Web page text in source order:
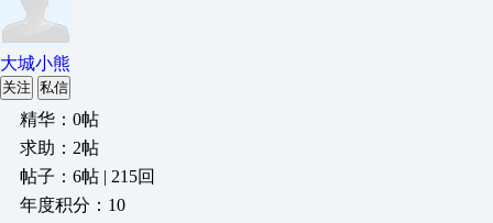
大城小熊
关注 私信
精华：0帖
求助：2帖
帖子：6帖 | 215回
年度积分：10